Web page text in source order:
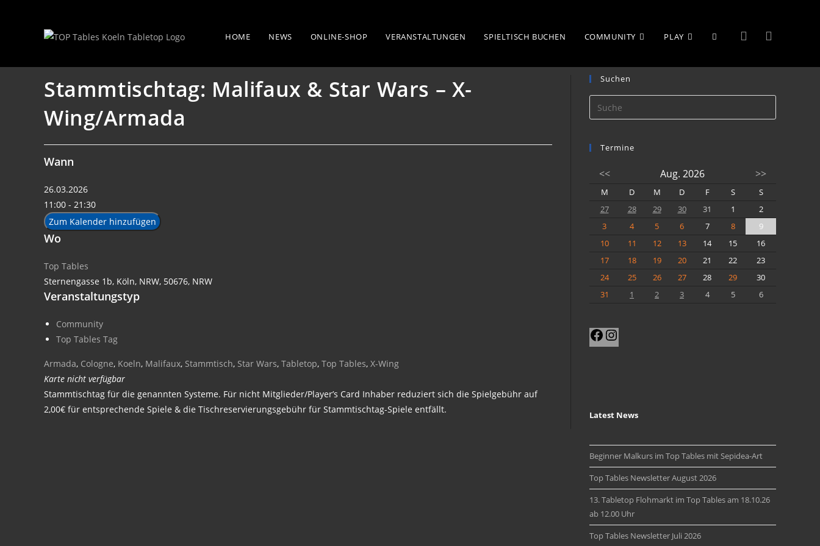
HOME NEWS ONLINE-SHOP VERANSTALTUNGEN SPIELTISCH BUCHEN COMMUNITY PLAY WEBSITE-
Stammtischtag: Malifaux & Star Wars – X-
Wing/Armada
Wann
26.03.2026
11:00 - 21:30
Zum Kalender hinzufügen
Wo
Top Tables
Sternengasse 1b, Köln, NRW, 50676, NRW
Veranstaltungstyp
Community
Top Tables Tag
Armada, Cologne, Koeln, Malifaux, Stammtisch, Star Wars, Tabletop, Top Tables, X-Wing
Karte nicht verfügbar
Stammtischtag für die genannten Systeme. Für nicht Mitglieder/Player’s Card Inhaber reduziert sich die Spielgebühr auf
2,00€ für entsprechende Spiele & die Tischreservierungsgebühr für Stammtischtag-Spiele entfällt.
Suchen
Termine
<< Aug. 2026 >>
M D M D F S
S
27
28 29 30 31 1
2
3
4 5 6 7 8
9
10
11 12 13 14 15
16
17
18 19 20 21 22
23
24
25 26 27 28 29
30
31
1 2 3 4 5 6
Facebook
Latest News
Beginner Malkurs im Top Tables mit Sepidea-Art
Top Tables Newsletter August 2026
13. Tabletop Flohmarkt im Top Tables am 18.10.26
ab 12.00 Uhr
Top Tables Newsletter Juli 2026